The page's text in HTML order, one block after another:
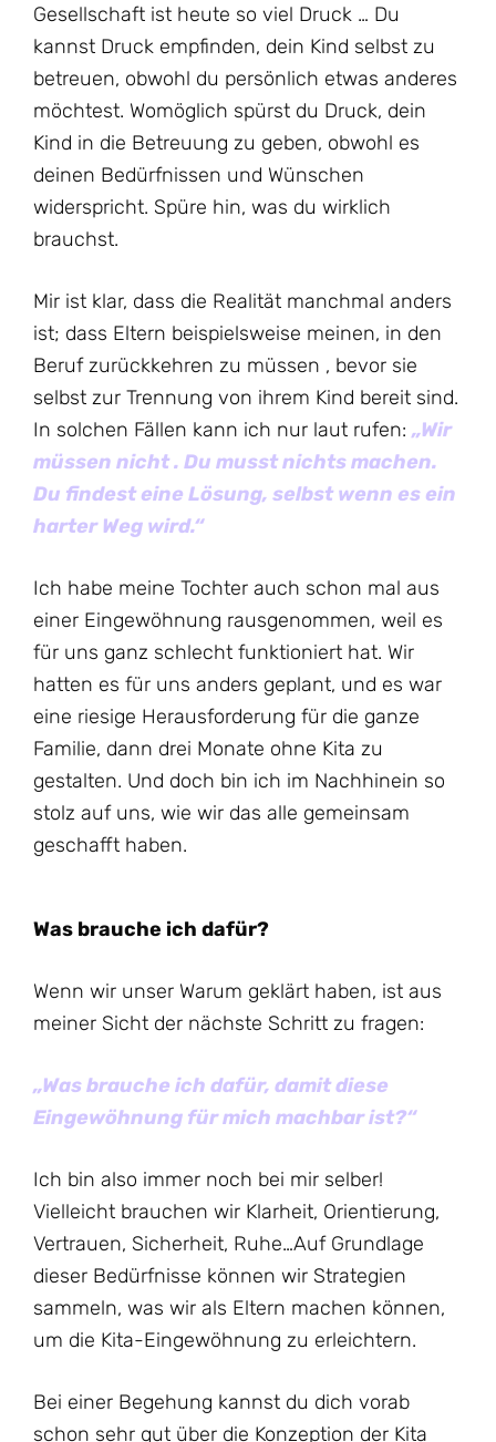
Gesellschaft ist heute so viel Druck … Du
kannst Druck empfinden, dein Kind selbst zu
betreuen, obwohl du persönlich etwas anderes
möchtest. Womöglich spürst du Druck, dein
Kind in die Betreuung zu geben, obwohl es
deinen Bedürfnissen und Wünschen
widerspricht. Spüre hin, was du wirklich
brauchst.
Mir ist klar, dass die Realität manchmal anders
ist; dass Eltern beispielsweise meinen, in den
Beruf zurückkehren zu müssen , bevor sie
selbst zur Trennung von ihrem Kind bereit sind.
In solchen Fällen kann ich nur laut rufen: „Wir
müssen nicht . Du musst nichts machen.
Du findest eine Lösung, selbst wenn es ein
harter Weg wird.“
Ich habe meine Tochter auch schon mal aus
einer Eingewöhnung rausgenommen, weil es
für uns ganz schlecht funktioniert hat. Wir
hatten es für uns anders geplant, und es war
eine riesige Herausforderung für die ganze
Familie, dann drei Monate ohne Kita zu
gestalten. Und doch bin ich im Nachhinein so
stolz auf uns, wie wir das alle gemeinsam
geschafft haben.
Was brauche ich dafür?
Wenn wir unser Warum geklärt haben, ist aus
meiner Sicht der nächste Schritt zu fragen:
„Was brauche ich dafür, damit diese
Eingewöhnung für mich machbar ist?“
Ich bin also immer noch bei mir selber!
Vielleicht brauchen wir Klarheit, Orientierung,
Vertrauen, Sicherheit, Ruhe…Auf Grundlage
dieser Bedürfnisse können wir Strategien
sammeln, was wir als Eltern machen können,
um die Kita-Eingewöhnung zu erleichtern.
Bei einer Begehung kannst du dich vorab
schon sehr gut über die Konzeption der Kita